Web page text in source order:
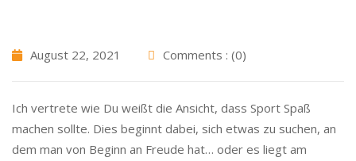
August 22, 2021 Comments : (0)
Ich vertrete wie Du weißt die Ansicht, dass Sport Spaß
machen sollte. Dies beginnt dabei, sich etwas zu suchen, an
dem man von Beginn an Freude hat… oder es liegt am